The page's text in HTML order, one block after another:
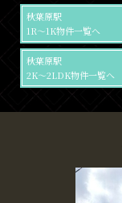
秋葉原駅
1R～1K物件一覧へ
秋葉原駅
2K～2LDK物件一覧へ